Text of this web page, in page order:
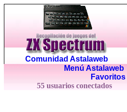
Comunidad Astalaweb
Menú Astalaweb|
Favoritos
55 usuarios conectados